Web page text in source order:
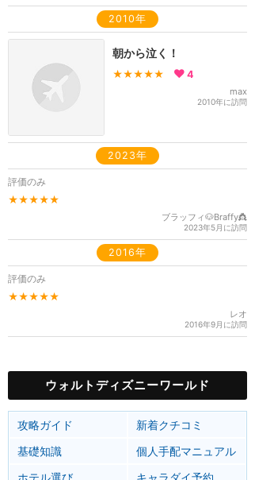
2010年
朝から泣く！
★★★★★ 4
max
2010年に訪問
2023年
評価のみ
★★★★★
ブラッフィ🐶Braffy👸
2023年5月に訪問
2016年
評価のみ
★★★★★
レオ
2016年9月に訪問
ウォルトディズニーワールド
攻略ガイド
新着クチコミ
基礎知識
個人手配マニュアル
ホテル選び
キャラダイ予約